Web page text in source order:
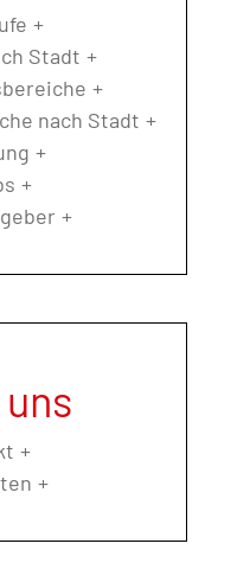
Stadt
nach Stadt